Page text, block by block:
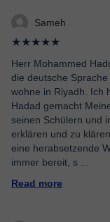
Sameh
★★★★★
Herr Mohammed
die deutsche
wohne in Riyadh. Ich
Hadad gemacht
seinen Schülern und
erklären und zu
eine herabsetzende
immer bereit, s
Read more